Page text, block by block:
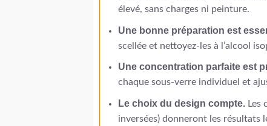
élevé, sans charges ni peinture.
Une bonne préparation est
scellée et nettoyez-les à l’alcool
Une concentration parfaite est
chaque sous-verre individuel et
Le choix du design compte. Les
inversées) donneront les résultats